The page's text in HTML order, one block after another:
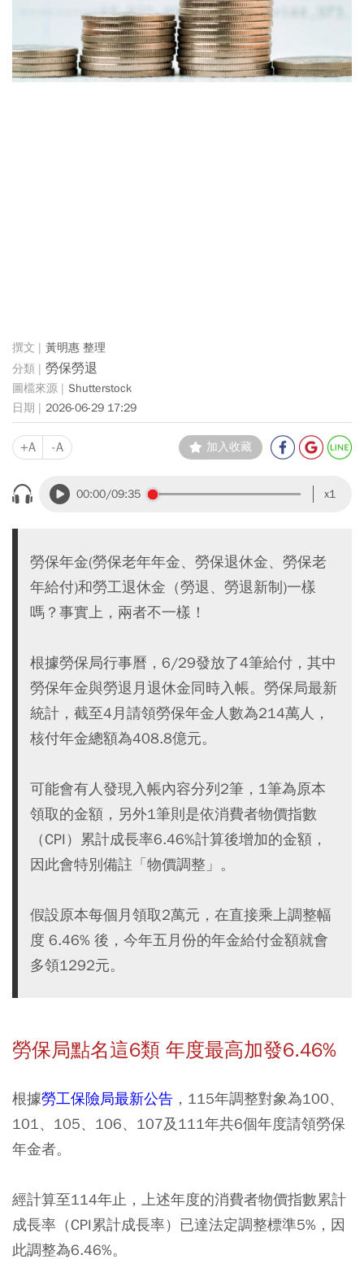
黃明惠 整理
勞保勞退
Shutterstock
2026-06-29 17:29
+A -A 加入收藏
00:00/09:35 x1
勞保年金(勞保老年年金、勞保退休金、勞保老
年給付)和勞工退休金（勞退、勞退新制)一樣
嗎？事實上，兩者不一樣！
根據勞保局行事曆，6/29發放了4筆給付，其中
勞保年金與勞退月退休金同時入帳。勞保局最新
統計，截至4月請領勞保年金人數為214萬人，
核付年金總額為408.8億元。
可能會有人發現入帳內容分列2筆，1筆為原本
領取的金額，另外1筆則是依消費者物價指數
（CPI）累計成長率6.46%計算後增加的金額，
因此會特別備註「物價調整」。
假設原本每個月領取2萬元，在直接乘上調整幅
度 6.46% 後，今年五月份的年金給付金額就會
多領1292元。
勞保局點名這6類 年度最高加發6.46%
根據勞工保險局最新公告 ，115年調整對象為100、
101、105、106、107及111年共6個年度請領勞保
年金者。
經計算至114年止，上述年度的消費者物價指數累計
成長率（CPI累計成長率）已達法定調整標準5%，因
此調整為6.46%。